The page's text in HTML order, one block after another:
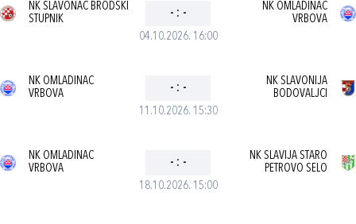
04.10.2026. 16:00
NK SLAVONAC BRODSKI
STUPNIK
- : -
NK OMLADINAC
VRBOVA
11.10.2026. 15:30
NK OMLADINAC
VRBOVA
- : -
NK SLAVONIJA
BODOVALJCI
18.10.2026. 15:00
NK OMLADINAC
VRBOVA
- : -
NK SLAVIJA STARO
PETROVO SELO